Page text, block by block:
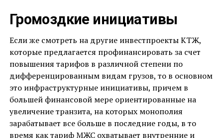
Громоздкие инициативы
Если же смотреть на другие инвестпроекты КТЖ,
которые предлагается профинансировать за счет
повышения тарифов в различной степени по
дифференцированным видам грузов, то в основном
это инфраструктурные инициативы, причем в
большей финансовой мере ориентированные на
увеличение транзита, на которых монополия
зарабатывает все больше в последние годы, в то
время как тариф МЖС охватывает внутренние и